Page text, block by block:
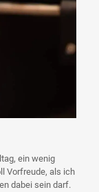
ein wenig
Vorfreude, als ich
dabei sein darf.